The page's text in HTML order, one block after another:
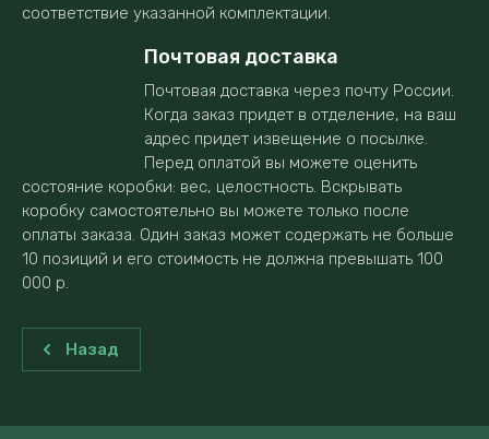
соответствие указанной комплектации.
Почтовая доставка
Почтовая доставка через почту России.
Когда заказ придет в отделение, на ваш
адрес придет извещение о посылке.
Перед оплатой вы можете оценить
состояние коробки: вес, целостность. Вскрывать
коробку самостоятельно вы можете только после
оплаты заказа. Один заказ может содержать не больше
10 позиций и его стоимость не должна превышать 100
000 р.
Назад